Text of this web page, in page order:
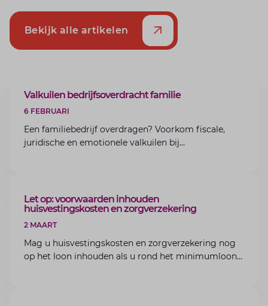
Bekijk alle artikelen
ARTIKEL
Valkuilen bedrijfsoverdracht familie
6 FEBRUARI
Een familiebedrijf overdragen? Voorkom fiscale,
juridische en emotionele valkuilen bij
ARTIKEL
Let op: voorwaarden inhouden
huisvestingskosten en zorgverzekering
2 MAART
Mag u huisvestingskosten en zorgverzekering nog
op het loon inhouden als u rond het minimumloon